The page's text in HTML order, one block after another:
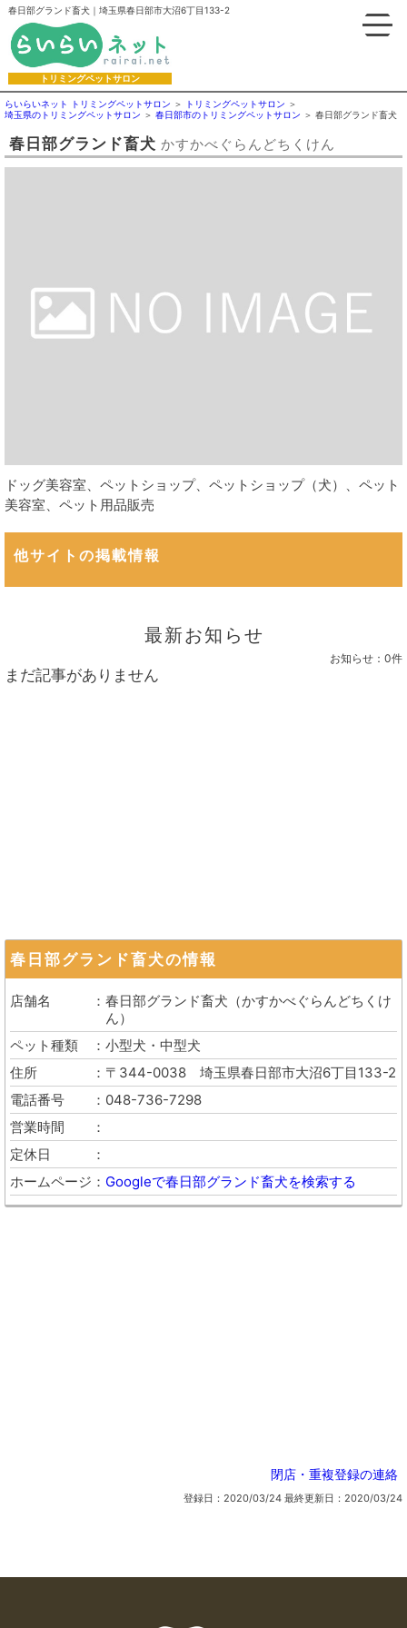
春日部グランド畜犬｜埼玉県春日部市大沼6丁目133-2
トリミングペットサロン
らいらいネット トリミングペットサロン
トリミングペットサロン
埼玉県のトリミングペットサロン
春日部市のトリミングペットサロン 春日部グランド畜犬
春日部グランド畜犬 かすかべぐらんどちくけん
ドッグ美容室、ペットショップ、ペットショップ（犬）、ペット
美容室、ペット用品販売
他サイトの掲載情報
最新お知らせ
お知らせ： 0件
まだ記事がありません
春日部グランド畜犬の情報
店舗名 春日部グランド畜犬 （かすかべぐらんどちくけ
ん）
ペット種類
小型犬・中型犬
住所
〒344-0038 埼玉県春日部市大沼6丁目133-2
電話番号
048-736-7298
営業時間
定休日
ホームページ
Googleで春日部グランド畜犬を検索する
閉店・重複登録の連絡
登録日：2020/03/24 最終更新日：2020/03/24